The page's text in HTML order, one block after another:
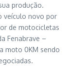
produção.
veículo novo por
de motocicletas
Fenabrave –
moto 0KM sendo